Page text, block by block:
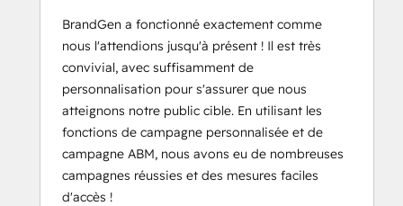
BrandGen a fonctionné exactement comme
nous l'attendions jusqu'à présent ! Il est très
convivial, avec suffisamment de
personnalisation pour s'assurer que nous
atteignons notre public cible. En utilisant les
fonctions de campagne personnalisée et de
campagne ABM, nous avons eu de nombreuses
campagnes réussies et des mesures faciles
d'accès !